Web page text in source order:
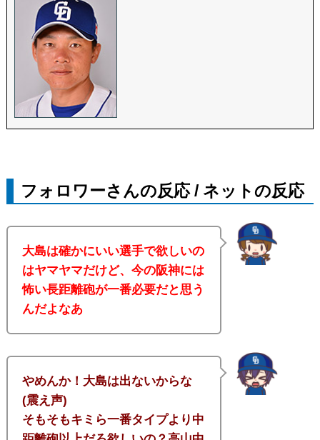
フォロワーさんの反応 / ネットの反応
大島は確かにいい選手で欲しいの
はヤマヤマだけど、今の阪神には
怖い長距離砲が一番必要だと思う
んだよなあ
やめんか！大島は出ないからな
(震え声)
そもそもキミら一番タイプより中